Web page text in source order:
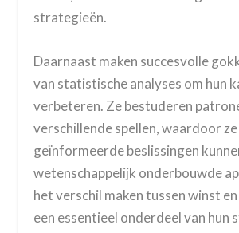
strategieën.
Daarnaast maken succesvolle
van statistische analyses om hun
verbeteren. Ze bestuderen
verschillende spellen, waardoor ze
geïnformeerde beslissingen
wetenschappelijk onderbouwde
het verschil maken tussen winst
een essentieel onderdeel van hun